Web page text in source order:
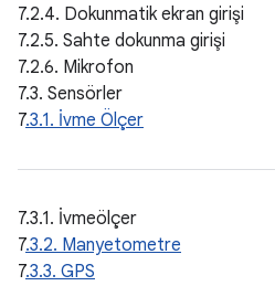
7.2.4. Dokunmatik ekran girişi
7.2.5. Sahte dokunma girişi
7.2.6. Mikrofon
7.3. Sensörler
7.3.1. İvme Ölçer
7.3.1. İvmeölçer
7.3.2. Manyetometre
7.3.3. GPS